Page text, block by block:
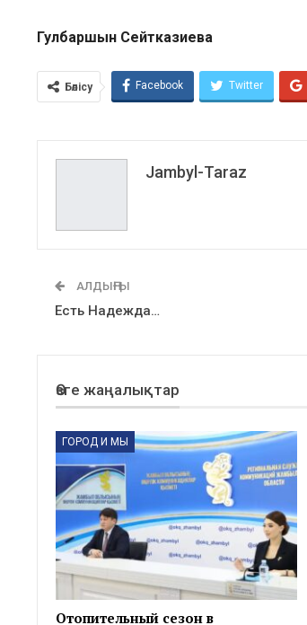
Гулбаршын Сейтказиева
Бөлісу Facebook Twitter
Jambyl-Taraz
АЛДЫҢҒЫ
Есть Надежда…
Өзге жаңалықтар
ГОРОД И МЫ
Отопительный сезон в